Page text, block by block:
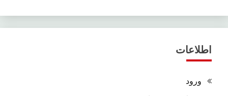
اطلاعات
ورود